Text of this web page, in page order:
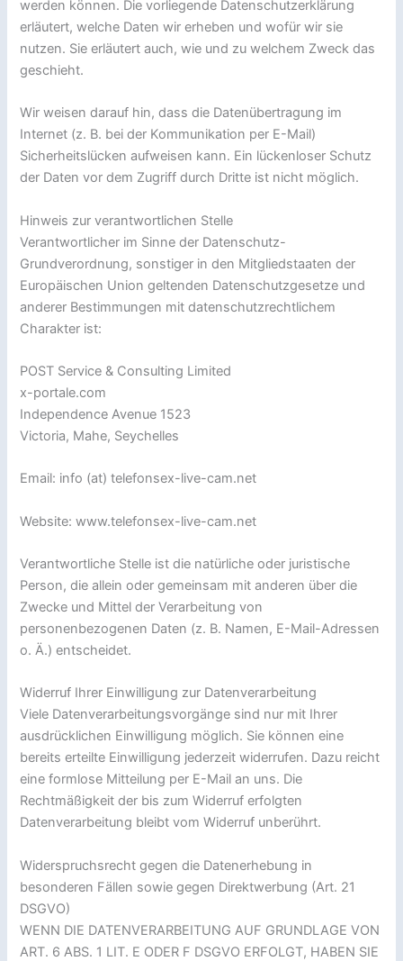
werden können. Die vorliegende Datenschutzerklärung
erläutert, welche Daten wir erheben und wofür wir sie
nutzen. Sie erläutert auch, wie und zu welchem Zweck das
geschieht.
Wir weisen darauf hin, dass die Datenübertragung im
Internet (z. B. bei der Kommunikation per E-Mail)
Sicherheitslücken aufweisen kann. Ein lückenloser Schutz
der Daten vor dem Zugriff durch Dritte ist nicht möglich.
Hinweis zur verantwortlichen Stelle
Verantwortlicher im Sinne der Datenschutz-
Grundverordnung, sonstiger in den Mitgliedstaaten der
Europäischen Union geltenden Datenschutzgesetze und
anderer Bestimmungen mit datenschutzrechtlichem
Charakter ist:
POST Service & Consulting Limited
x-portale.com
Independence Avenue 1523
Victoria, Mahe, Seychelles
Email: info (at) telefonsex-live-cam.net
Website: www.telefonsex-live-cam.net
Verantwortliche Stelle ist die natürliche oder juristische
Person, die allein oder gemeinsam mit anderen über die
Zwecke und Mittel der Verarbeitung von
personenbezogenen Daten (z. B. Namen, E-Mail-Adressen
o. Ä.) entscheidet.
Widerruf Ihrer Einwilligung zur Datenverarbeitung
Viele Datenverarbeitungsvorgänge sind nur mit Ihrer
ausdrücklichen Einwilligung möglich. Sie können eine
bereits erteilte Einwilligung jederzeit widerrufen. Dazu reicht
eine formlose Mitteilung per E-Mail an uns. Die
Rechtmäßigkeit der bis zum Widerruf erfolgten
Datenverarbeitung bleibt vom Widerruf unberührt.
Widerspruchsrecht gegen die Datenerhebung in
besonderen Fällen sowie gegen Direktwerbung (Art. 21
DSGVO)
WENN DIE DATENVERARBEITUNG AUF GRUNDLAGE VON
ART. 6 ABS. 1 LIT. E ODER F DSGVO ERFOLGT, HABEN SIE